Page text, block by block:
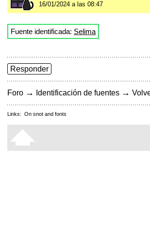
16/01/2024 a las 08:47
Fuente identificada: Selima
Responder
Foro → Identificación de fuentes →
Links: On snot and fonts